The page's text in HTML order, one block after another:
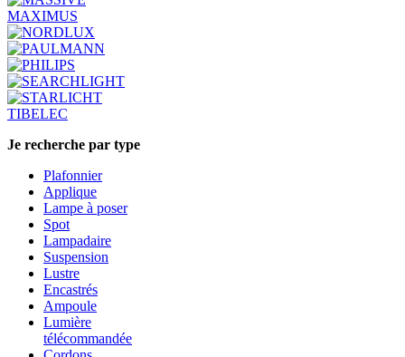
MAXIMUS
TIBELEC
Je recherche par type
Plafonnier
Applique
Lampe à poser
Spot
Lampadaire
Suspension
Lustre
Encastrés
Ampoule
Lumière
télécommandée